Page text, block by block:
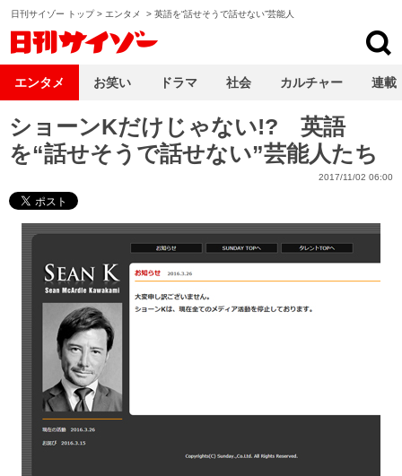
日刊サイゾー トップ> エンタメ > 英語を“話せそうで話せない”芸能人
ショーンKだけじゃない!? 英語
を“話せそうで話せない”芸能人たち
2017/11/02 06:00
エンタメ お笑い ドラマ 社会 カルチャー 連載